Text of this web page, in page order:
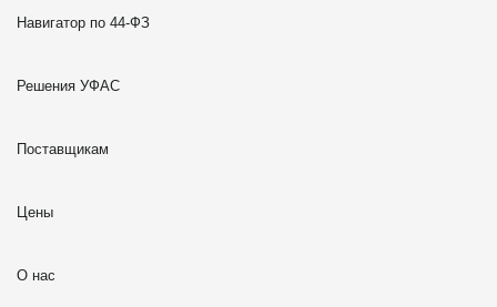
Навигатор по 44-ФЗ
Решения УФАС
Поставщикам
Цены
О нас